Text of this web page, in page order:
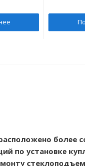
более
по установке